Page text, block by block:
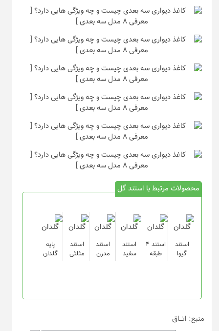
محصولات مرتبط با استند گل
استند
گیوا
استند ۴
طبقه
استند
سفید
استند
مدرن
استند
مثلثی
پایه
گلدان
منبع: اتـــاق